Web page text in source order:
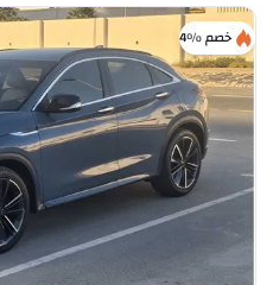
خصم %4